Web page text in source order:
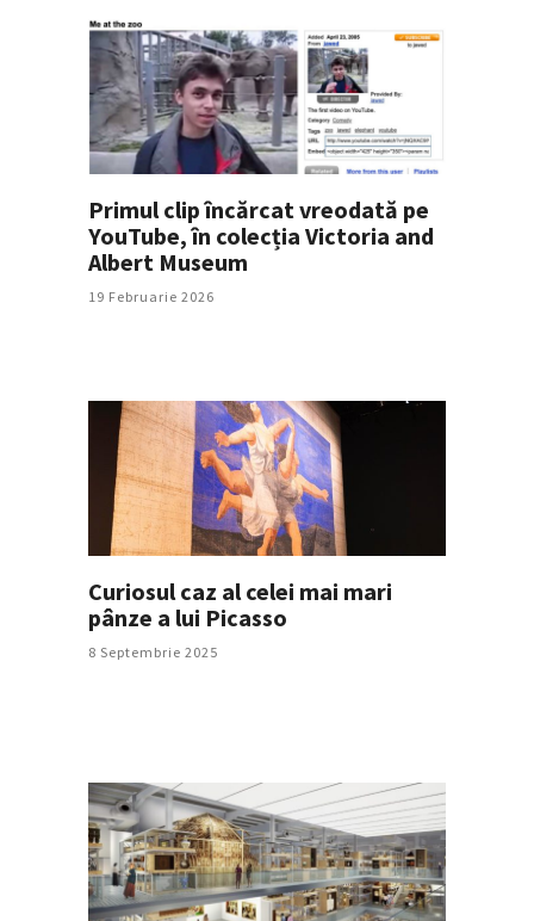
Primul clip încărcat vreodată pe
YouTube, în colecția Victoria and
Albert Museum
19 Februarie 2026
Curiosul caz al celei mai mari
pânze a lui Picasso
8 Septembrie 2025